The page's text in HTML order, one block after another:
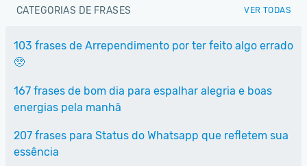
CATEGORIAS DE FRASES VER TODAS
103 frases de Arrependimento por ter feito algo errado
🥺
167 frases de bom dia para espalhar alegria e boas
energias pela manhã
207 frases para Status do Whatsapp que refletem sua
essência